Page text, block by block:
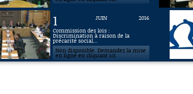
1 JUIN
2016
Commission des lois :
Discrimination à raison de la
précarité social...
Non disponible. Demandez la mise
en ligne en cliquant ici.